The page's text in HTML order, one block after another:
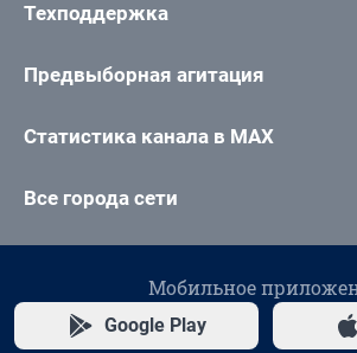
Техподдержка
Предвыборная агитация
Статистика канала в MAX
Все города сети
Мобильное
Google Play